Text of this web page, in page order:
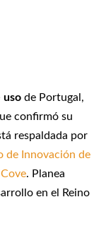
uso de Portugal,
confirmó su
respaldada por
de Innovación de
. Planea
en el Reino